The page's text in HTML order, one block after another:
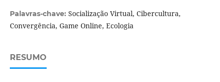
Palavras-chave: Socialização Virtual, Cibercultura,
Convergência, Game Online, Ecologia
RESUMO